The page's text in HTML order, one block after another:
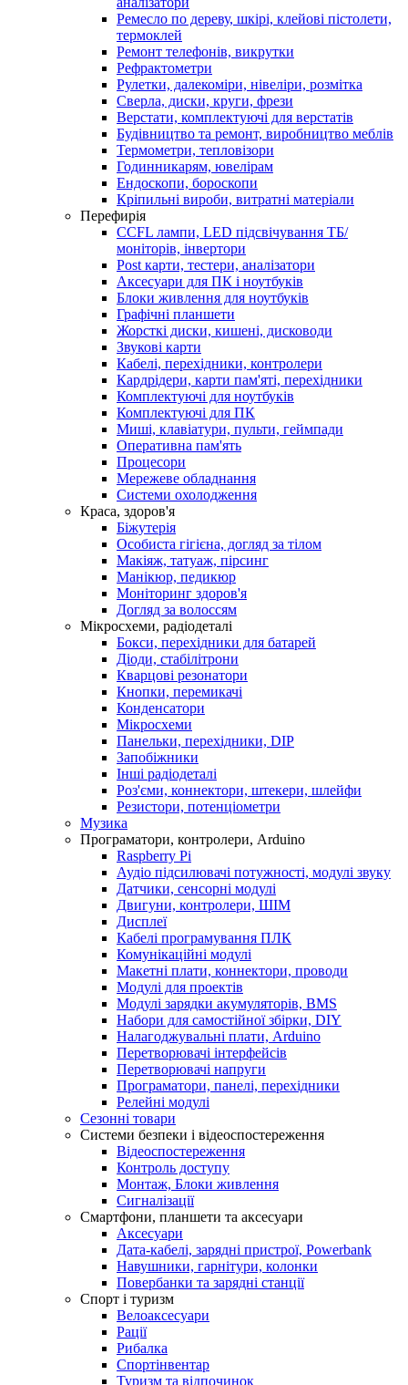
Ремесло по дереву, шкірі, клейові пістолети,
термоклей
Ремонт телефонів, викрутки
Рефрактометри
Рулетки, далекоміри, нівеліри, розмітка
Сверла, диски, круги, фрези
Верстати, комплектуючі для верстатів
Будівництво та ремонт, виробництво меблів
Термометри, тепловізори
Годинникарям, ювелірам
Ендоскопи, бороскопи
Кріпильні вироби, витратні матеріали
Перефирія
CCFL лампи, LED підсвічування ТБ/
моніторів, інвертори
Post карти, тестери, аналізатори
Аксесуари для ПК і ноутбуків
Блоки живлення для ноутбуків
Графічні планшети
Жорсткі диски, кишені, дисководи
Звукові карти
Кабелі, перехідники, контролери
Кардрідери, карти пам'яті, перехідники
Комплектуючі для ноутбуків
Комплектуючі для ПК
Миші, клавіатури, пульти, геймпади
Оперативна пам'ять
Процесори
Мережеве обладнання
Системи охолодження
Краса, здоров'я
Біжутерія
Особиста гігієна, догляд за тілом
Макіяж, татуаж, пірсинг
Манікюр, педикюр
Моніторинг здоров'я
Догляд за волоссям
Мікросхеми, радіодеталі
Бокси, перехідники для батарей
Діоди, стабілітрони
Кварцові резонатори
Кнопки, перемикачі
Конденсатори
Мікросхеми
Панельки, перехідники, DIP
Запобіжники
Інші радіодеталі
Роз'єми, коннектори, штекери, шлейфи
Резистори, потенціометри
Музика
Програматори, контролери, Arduino
Raspberry Pi
Аудіо підсилювачі потужності, модулі звуку
Датчики, сенсорні модулі
Двигуни, контролери, ШІМ
Дисплеї
Кабелі програмування ПЛК
Комунікаційні модулі
Макетні плати, коннектори, проводи
Модулі для проектів
Модулі зарядки акумуляторів, BMS
Набори для самостійної збірки, DIY
Налагоджувальні плати, Arduino
Перетворювачі інтерфейсів
Перетворювачі напруги
Програматори, панелі, перехідники
Релейні модулі
Сезонні товари
Системи безпеки і відеоспостереження
Відеоспостереження
Контроль доступу
Монтаж, Блоки живлення
Сигналізації
Смартфони, планшети та аксесуари
Аксесуари
Дата-кабелі, зарядні пристрої, Powerbank
Навушники, гарнітури, колонки
Повербанки та зарядні станції
Спорт і туризм
Велоаксесуари
Рації
Рибалка
Спортінвентар
Туризм та відпочинок